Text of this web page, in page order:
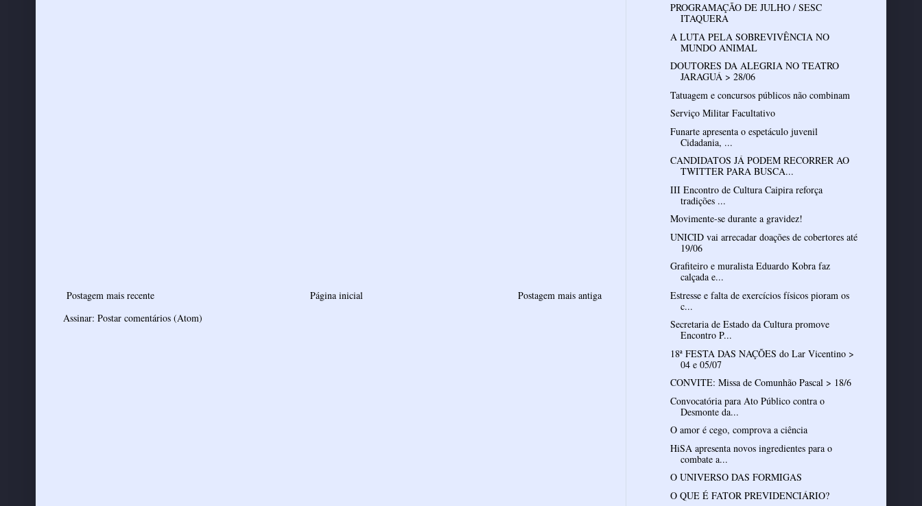
Postagem mais recente Postagem mais antiga
Página inicial
Assinar: Postar comentários (Atom)
PROGRAMAÇÃO DE JULHO / SESC
ITAQUERA
A LUTA PELA SOBREVIVÊNCIA NO
MUNDO ANIMAL
DOUTORES DA ALEGRIA NO TEATRO
JARAGUÁ > 28/06
Tatuagem e concursos públicos não combinam
Serviço Militar Facultativo
Funarte apresenta o espetáculo juvenil
Cidadania, ...
CANDIDATOS JÁ PODEM RECORRER AO
TWITTER PARA BUSCA...
III Encontro de Cultura Caipira reforça
tradições ...
Movimente-se durante a gravidez!
UNICID vai arrecadar doações de cobertores até
19/06
Grafiteiro e muralista Eduardo Kobra faz
calçada e...
Estresse e falta de exercícios físicos pioram os
c...
Secretaria de Estado da Cultura promove
Encontro P...
18ª FESTA DAS NAÇÕES do Lar Vicentino >
04 e 05/07
CONVITE: Missa de Comunhão Pascal > 18/6
Convocatória para Ato Público contra o
Desmonte da...
O amor é cego, comprova a ciência
HiSA apresenta novos ingredientes para o
combate a...
O UNIVERSO DAS FORMIGAS
O QUE É FATOR PREVIDENCIÁRIO?